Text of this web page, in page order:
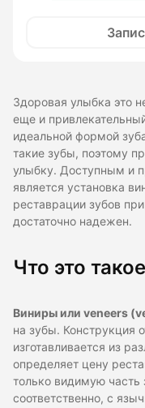
Здоровая улыбка это
еще и
идеальной формой
такие зубы, поэтому
улыбку. Доступным и
является установка
реставрации зубов
достаточно надежен.
Что это
Виниры или veneers
на зубы. Конструкция
изготавливается из
определяет цену
только видимую
соответственно, с